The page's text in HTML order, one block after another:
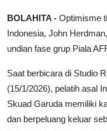
BOLAHITA - Optimisme
Indonesia, John
undian fase grup Piala
Saat berbicara di Studio
(15/1/2026), pelatih asal
Skuad Garuda memiliki
dan berpeluang keluar